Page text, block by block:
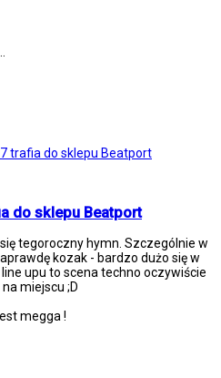
trafia do sklepu Beatport
do sklepu Beatport
tegoroczny hymn. Szczególnie w
kozak - bardzo dużo się w
upu to scena techno oczywiście
miejscu ;D
megga !